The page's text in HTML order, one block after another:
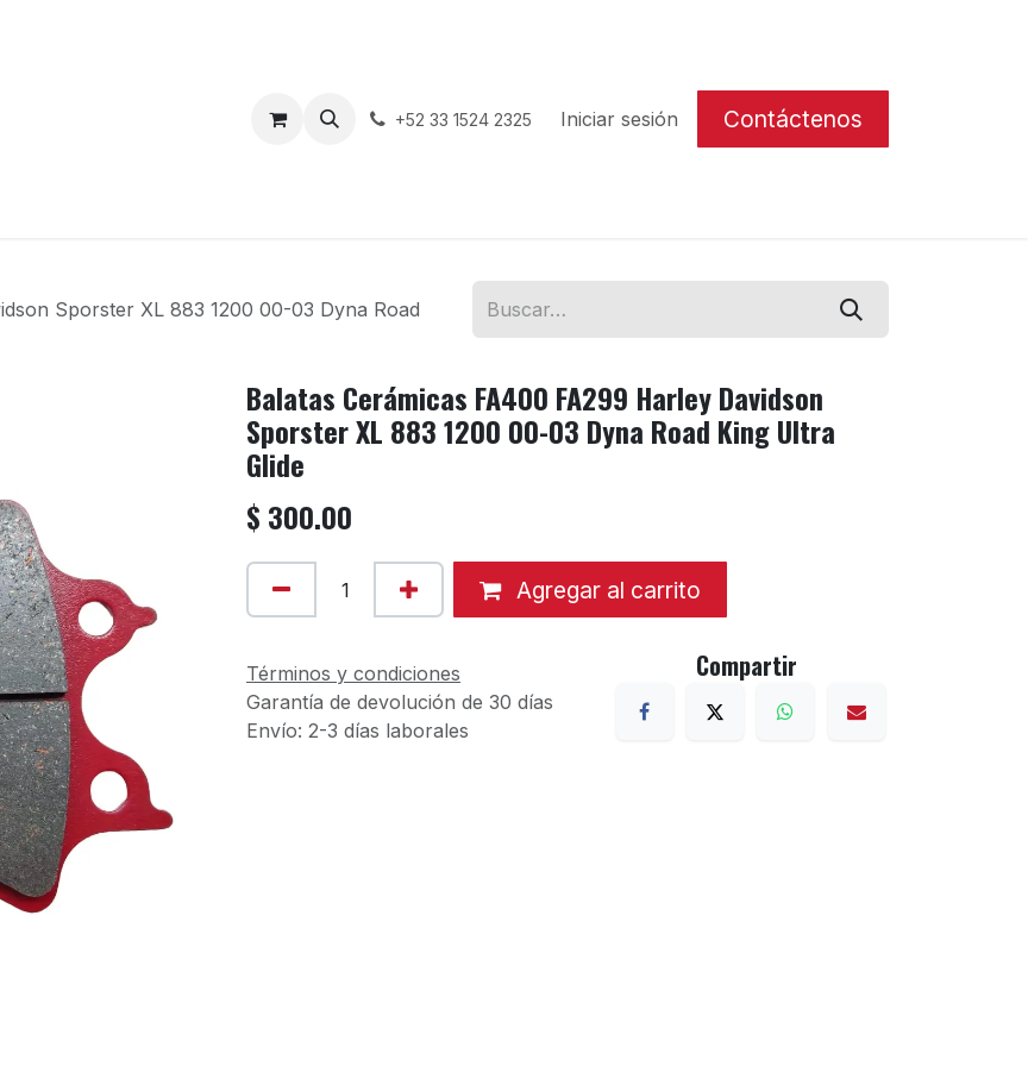
Contáctenos+52 33 1524 2325 Iniciar sesión Contáctenos
Sporster XL 883 1200 00-03 Dyna Road
Balatas Cerámicas FA400 FA299 Harley Davidson
Sporster XL 883 1200 00-03 Dyna Road King Ultra
Glide
$ 300.00
Agregar al carrito
Términos y condiciones
Garantía de devolución de 30 días
Envío: 2-3 días laborales
Compartir